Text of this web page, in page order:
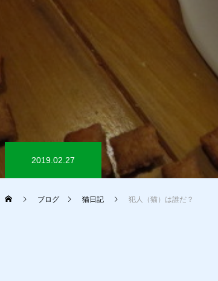
2019.02.27
ブログ 猫日記 犯人（猫）は誰だ？